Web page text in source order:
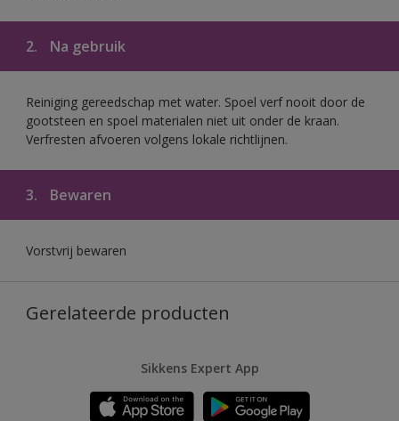
2. Na gebruik
Reiniging gereedschap met water. Spoel verf nooit door de
gootsteen en spoel materialen niet uit onder de kraan.
Verfresten afvoeren volgens lokale richtlijnen.
3. Bewaren
Vorstvrij bewaren
Gerelateerde producten
Sikkens Expert App